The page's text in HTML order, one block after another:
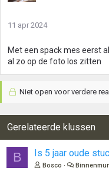
11 apr 2024
Met een spack mes eerst
al zo op de foto los zitten
Niet open voor verdere
Gerelateerde klussen
B Is 5 jaar oude
Bosco